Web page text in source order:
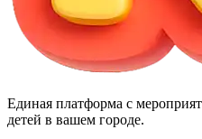
Единая платформа с
детей в вашем городе.